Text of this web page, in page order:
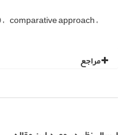
comparative approach
مراجع